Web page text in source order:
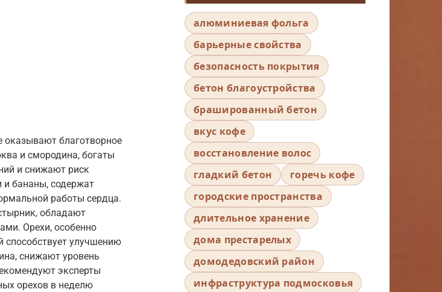
оказывают благотворное
и смородина, богаты
и снижают риск
и бананы, содержат
работы сердца.
обладают
Орехи, особенно
способствует улучшению
снижают уровень
эксперты
орехов в неделю
алюминиевая фольга
барьерные свойства
безопасность покрытия
бетон благоустройства
брашированный бетон
вкус кофе
восстановление волос
гладкий бетон
горечь кофе
городские пространства
длительное хранение
дома престарелых
домодедовский район
инфраструктура подмосковья